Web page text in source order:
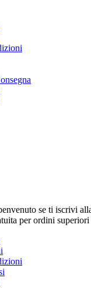
se ti iscrivi
per ordini